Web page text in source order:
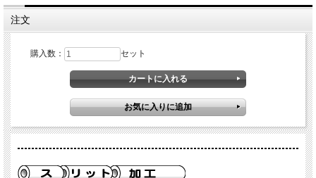
注文
購入数： セット